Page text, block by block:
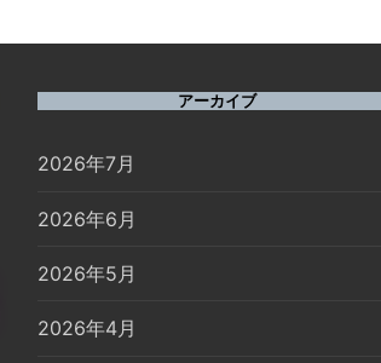
アーカイブ
2026年7月
2026年6月
2026年5月
2026年4月